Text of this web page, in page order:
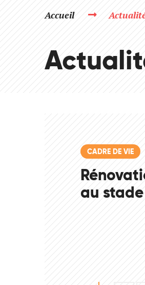
Accueil
CADRE DE VIE
au